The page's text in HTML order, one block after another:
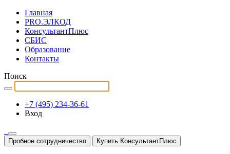
Главная
PRO.ЭЛКОД
КонсультантПлюс
СБИС
Образование
Контакты
Поиск
+7 (495) 234-36-61
Вход
Пробное сотрудничество Купить КонсультантПлюс